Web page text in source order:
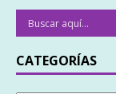
CATEGORÍAS